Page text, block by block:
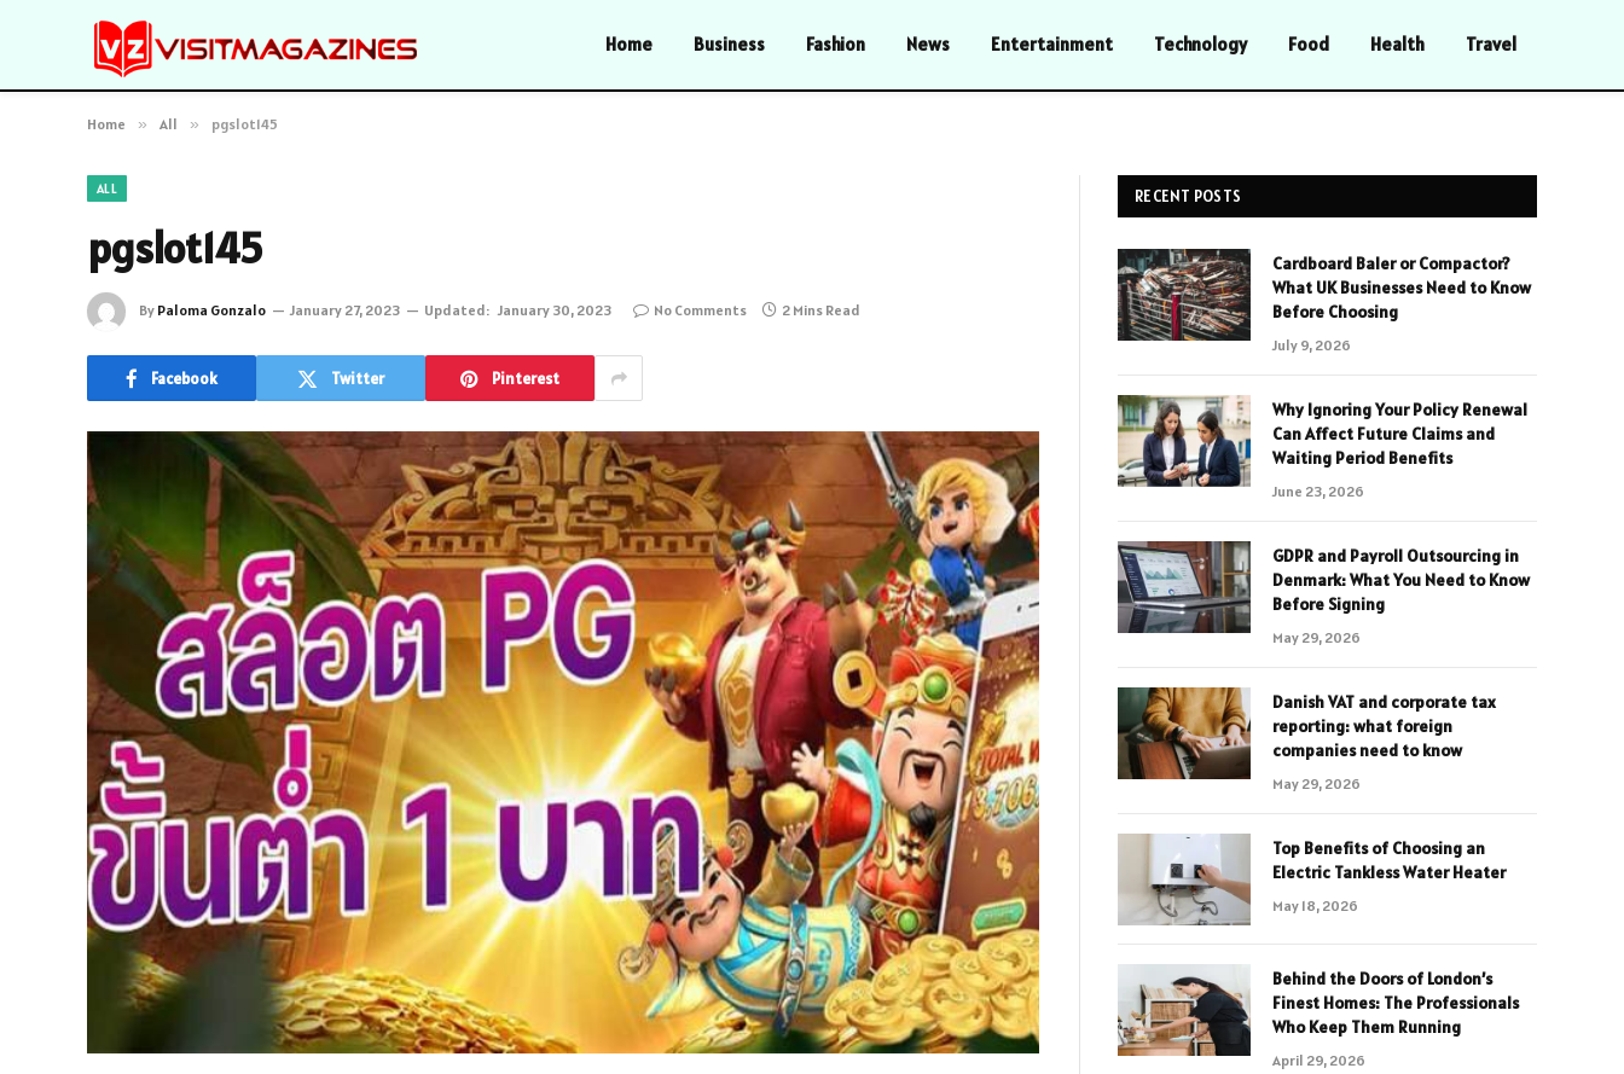
Home Business Fashion News Entertainment Technology Food Health Travel
Home » All » pgslot145
ALL
pgslot145
By Paloma Gonzalo January 27, 2023 Updated: January 30, 2023 No Comments 2 Mins Read
Facebook Twitter Pinterest
RECENT POSTS
Cardboard Baler or Compactor?
What UK Businesses Need to Know
Before Choosing
July 9, 2026
Why Ignoring Your Policy Renewal
Can Affect Future Claims and
Waiting Period Benefits
June 23, 2026
GDPR and Payroll Outsourcing in
Denmark: What You Need to Know
Before Signing
May 29, 2026
Danish VAT and corporate tax
reporting: what foreign
companies need to know
May 29, 2026
Top Benefits of Choosing an
Electric Tankless Water Heater
May 18, 2026
Behind the Doors of London’s
Finest Homes: The Professionals
Who Keep Them Running
April 29, 2026